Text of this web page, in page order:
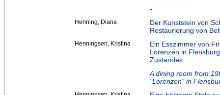
-
Henning, Diana
Der Kunststein von
Restaurierung von
Henningsen, Kristina
Ein Esszimmer von
Lorenzen in
Zustandes
A dining room from
"Lorenzen" in